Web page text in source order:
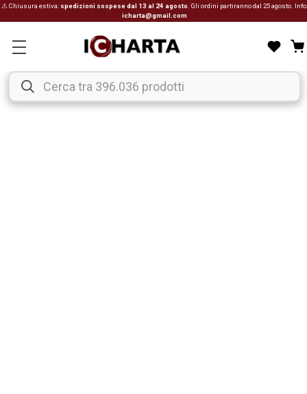
⚠ Chiusura estiva: spedizioni sospese dal 13 al 24 agosto . Gli ordini partiranno dal 25 agosto. Info:
icharta@gmail.com